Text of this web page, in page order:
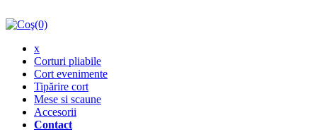
(0)
x
Corturi pliabile
Cort evenimente
Tipărire cort
Mese si scaune
Accesorii
Contact